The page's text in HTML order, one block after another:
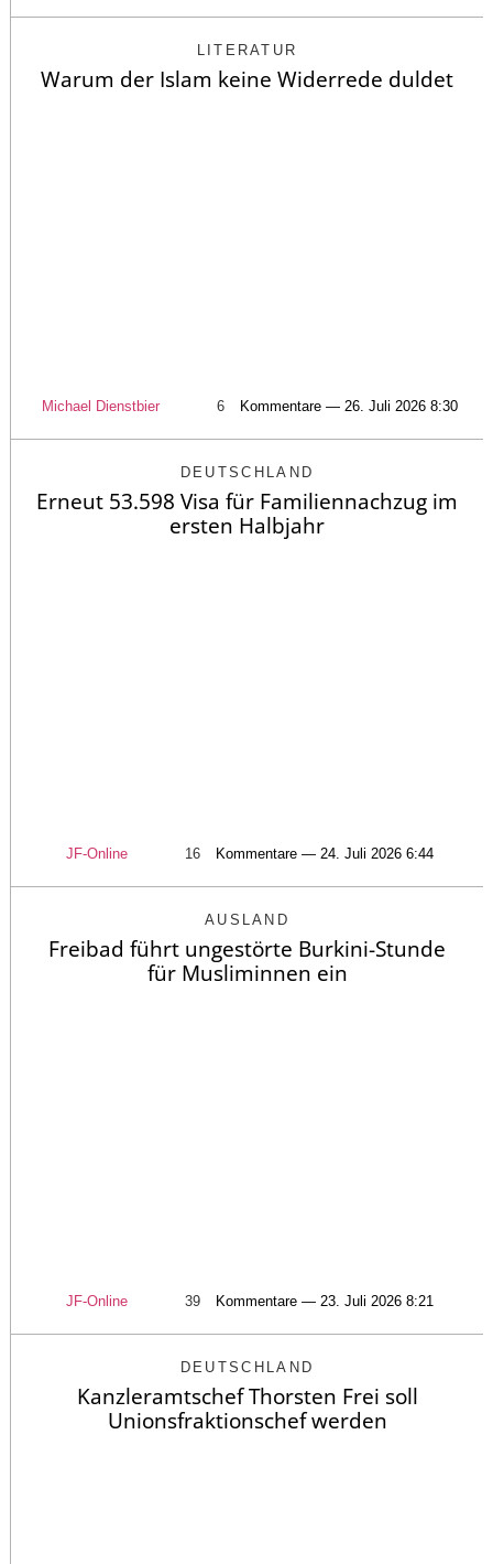
LITERATUR
Warum der Islam keine Widerrede duldet
Michael Dienstbier 6 Kommentare — 26. Juli 2026 8:30
DEUTSCHLAND
Erneut 53.598 Visa für Familiennachzug im
ersten Halbjahr
JF-Online 16 Kommentare — 24. Juli 2026 6:44
AUSLAND
Freibad führt ungestörte Burkini-Stunde
für Musliminnen ein
JF-Online 39 Kommentare — 23. Juli 2026 8:21
DEUTSCHLAND
Kanzleramtschef Thorsten Frei soll
Unionsfraktionschef werden